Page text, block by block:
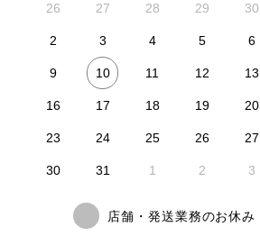
26 27 28 29 30
2 3 4 5 6
9 10 11 12 13
16 17 18 19 20
23 24 25 26 27
30 31 1 2 3
店舗・発送業務のお休み